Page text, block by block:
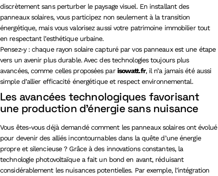
discrètement sans perturber le paysage visuel. En installant des
panneaux solaires, vous participez non seulement à la transition
énergétique, mais vous valorisez aussi votre patrimoine immobilier tout
en respectant l’esthétique urbaine.
Pensez-y : chaque rayon solaire capturé par vos panneaux est une étape
vers un avenir plus durable. Avec des technologies toujours plus
avancées, comme celles proposées parisowatt.fr, il n’a jamais été aussi
simple d’allier efficacité énergétique et respect environnemental.
Les avancées technologiques favorisant
une production d’énergie sans nuisance
Vous êtes-vous déjà demandé comment les panneaux solaires ont évolué
pour devenir des alliés incontournables dans la quête d’une énergie
propre et silencieuse ? Grâce à des innovations constantes, la
technologie photovoltaïque a fait un bond en avant, réduisant
considérablement les nuisances potentielles. Par exemple, l’intégration